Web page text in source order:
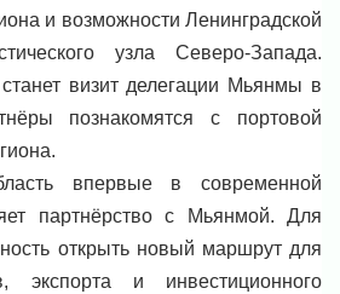
и возможности Ленинградской
узла Северо-Запада.
визит делегации Мьянмы в
познакомятся с портовой
впервые в современной
партнёрство с Мьянмой. Для
открыть новый маршрут для
экспорта и инвестиционного